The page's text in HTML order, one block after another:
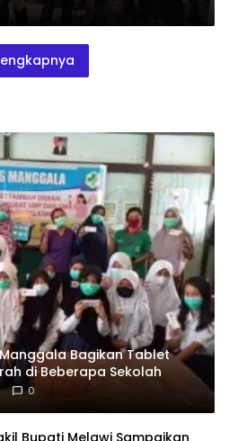
Bagikan Tablet
di Beberapa Sekolah
0
Bupati Melawi Sampaikan